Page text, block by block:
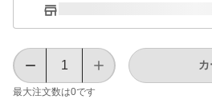
最大注文数は0です